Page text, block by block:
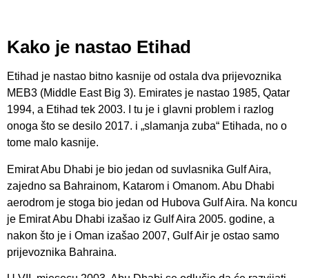
Kako je nastao Etihad
Etihad je nastao bitno kasnije od ostala dva prijevoznika
MEB3 (Middle East Big 3). Emirates je nastao 1985, Qatar
1994, a Etihad tek 2003. I tu je i glavni problem i razlog
onoga što se desilo 2017. i „slamanja zuba“ Etihada, no o
tome malo kasnije.
Emirat Abu Dhabi je bio jedan od suvlasnika Gulf Aira,
zajedno sa Bahrainom, Katarom i Omanom. Abu Dhabi
aerodrom je stoga bio jedan od Hubova Gulf Aira. Na koncu
je Emirat Abu Dhabi izašao iz Gulf Aira 2005. godine, a
nakon što je i Oman izašao 2007, Gulf Air je ostao samo
prijevoznika Bahraina.